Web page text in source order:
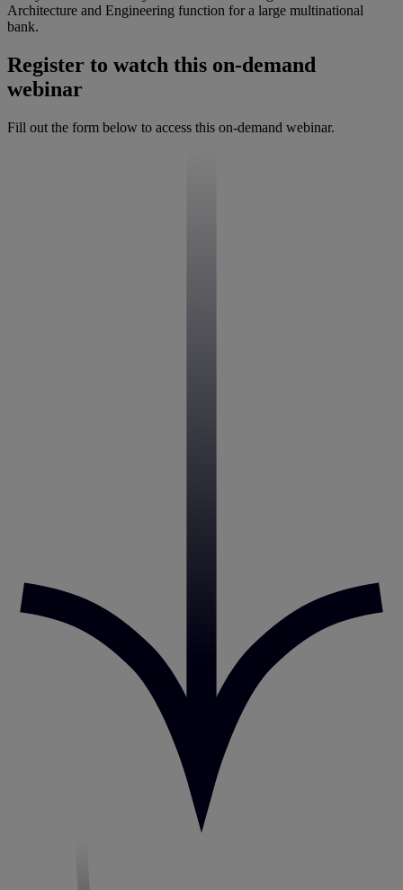
Architecture and Engineering function for a large multinational
bank.
Register to watch this on-demand
webinar
Fill out the form below to access this on-demand webinar.